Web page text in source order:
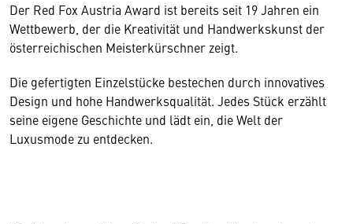
Der Red Fox Austria Award ist bereits seit 19 Jahren ein
Wettbewerb, der die Kreativität und Handwerkskunst der
österreichischen Meisterkürschner zeigt.
Die gefertigten Einzelstücke bestechen durch innovatives
Design und hohe Handwerksqualität. Jedes Stück erzählt
seine eigene Geschichte und lädt ein, die Welt der
Luxusmode zu entdecken.